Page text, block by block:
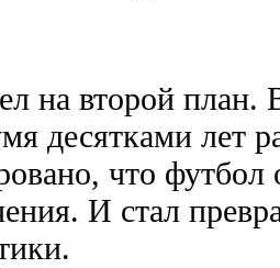
на второй план.
десятками лет
что
И стал